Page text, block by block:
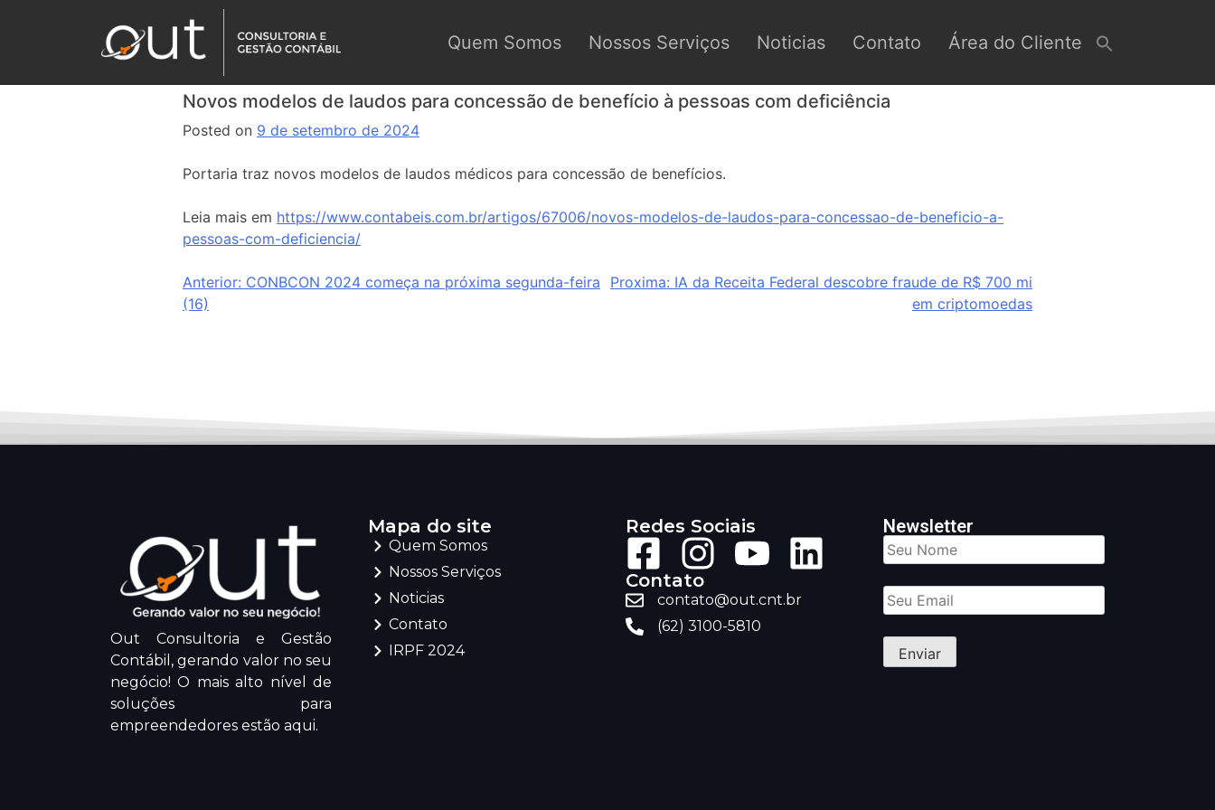
Quem Somos Nossos Serviços Noticias Contato Área do Cliente
Novos modelos de laudos para concessão de benefício à pessoas com deficiência
Posted on 9 de setembro de 2024
Portaria traz novos modelos de laudos médicos para concessão de benefícios.
Leia mais em https://www.contabeis.com.br/artigos/67006/novos-modelos-de-laudos-para-concessao-de-beneficio-a-
pessoas-com-deficiencia/
Anterior: CONBCON 2024 começa na próxima segunda-feira
(16)
Proxima: IA da Receita Federal descobre fraude de R$ 700 mi
em criptomoedas
Out Consultoria e Gestão
Contábil, gerando valor no seu
negócio! O mais alto nível de
soluções para
empreendedores estão aqui.
Mapa do site
Quem Somos
Nossos Serviços
Noticias
Contato
IRPF 2024
Redes Sociais
Contato
contato@out.cnt.br
(62) 3100-5810
Newsletter